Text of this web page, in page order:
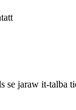
se jaraw it-talba